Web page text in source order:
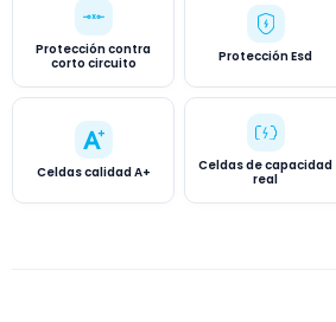
Protección contra
corto circuito
Protección Esd
Celdas calidad A+
Celdas de capacidad
real